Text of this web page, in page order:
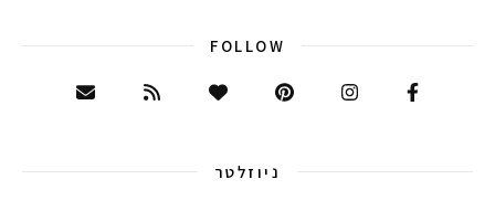
FOLLOW
ניוזלטר